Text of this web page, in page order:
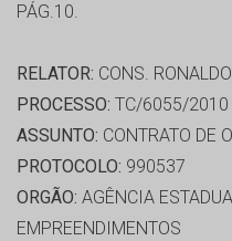
PÁG.10.
RELATOR: CONS.
PROCESSO: TC/6055/2010
ASSUNTO: CONTRATO DE
PROTOCOLO: 990537
ORGÃO: AGÊNCIA
EMPREENDIMENTOS